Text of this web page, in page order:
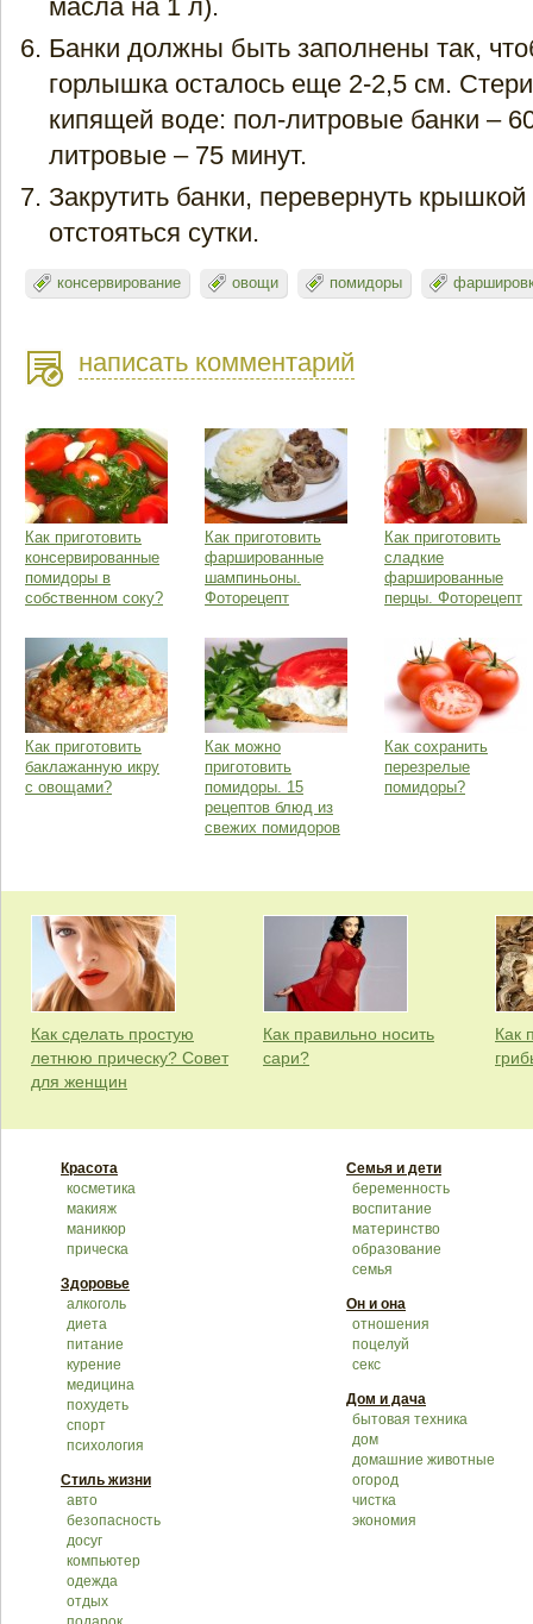
масла на 1 л).
Банки должны быть заполнены так,
горлышка осталось еще 2-2,5 см.
кипящей воде: пол-литровые банки –
литровые – 75 минут.
Закрутить банки, перевернуть крышкой
отстояться сутки.
консервирование овощи помидоры
написать комментарий
Как приготовить
консервированные
помидоры в
собственном соку?
Как приготовить
фаршированные
шампиньоны.
Фоторецепт
Как приготовить
сладкие
фаршированные
перцы. Фоторецепт
Как приготовить
баклажанную икру
с овощами?
Как можно
приготовить
помидоры. 15
рецептов блюд из
свежих помидоров
Как сохранить
перезрелые
помидоры?
Как сделать простую
летнюю прическу? Совет
для женщин
Как правильно носить
сари?
Как
Красота
косметика
макияж
маникюр
прическа
Здоровье
алкоголь
диета
питание
курение
медицина
похудеть
спорт
психология
Стиль жизни
авто
безопасность
досуг
компьютер
одежда
отдых
Семья и дети
беременность
воспитание
материнство
образование
семья
Он и она
отношения
поцелуй
секс
Дом и дача
бытовая техника
дом
домашние животные
огород
чистка
экономия